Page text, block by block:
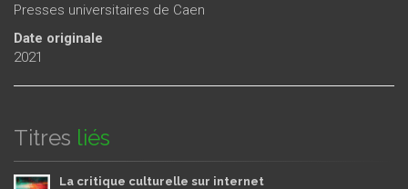
Presses universitaires de Caen
Date originale
2021
Titres liés
La critique culturelle sur internet